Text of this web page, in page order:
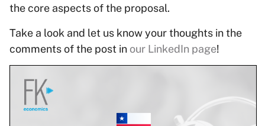
the core aspects of the proposal.
Take a look and let us know your thoughts in the
comments of the post in our LinkedIn page!